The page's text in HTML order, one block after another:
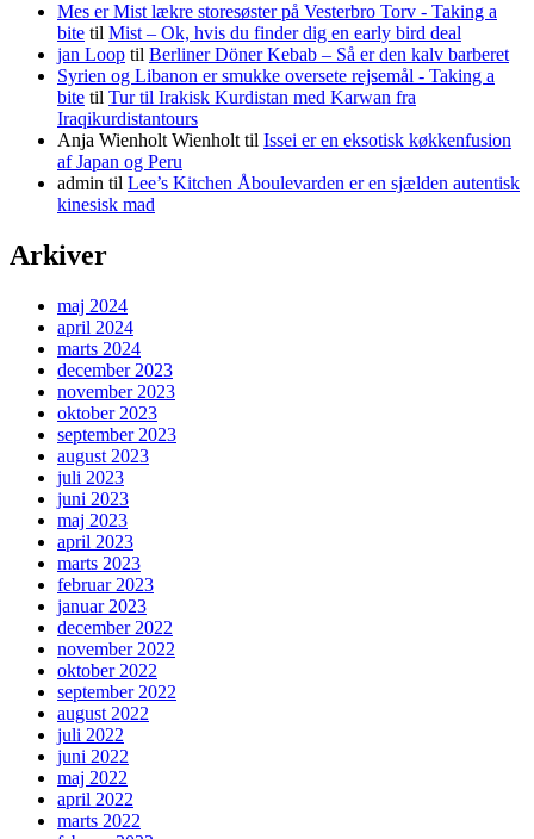
Mes er Mist lækre storesøster på Vesterbro Torv - Taking a
bite til Mist – Ok, hvis du finder dig en early bird deal
jan Loop til Berliner Döner Kebab – Så er den kalv barberet
Syrien og Libanon er smukke oversete rejsemål - Taking a
bite til Tur til Irakisk Kurdistan med Karwan fra
Iraqikurdistantours
Anja Wienholt Wienholt til Issei er en eksotisk køkkenfusion
af Japan og Peru
admin til Lee’s Kitchen Åboulevarden er en sjælden autentisk
kinesisk mad
Arkiver
maj 2024
april 2024
marts 2024
december 2023
november 2023
oktober 2023
september 2023
august 2023
juli 2023
juni 2023
maj 2023
april 2023
marts 2023
februar 2023
januar 2023
december 2022
november 2022
oktober 2022
september 2022
august 2022
juli 2022
juni 2022
maj 2022
april 2022
marts 2022